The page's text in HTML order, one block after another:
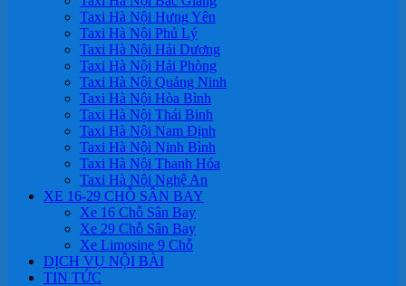
Taxi Hà Nội Hưng Yên
Taxi Hà Nội Phủ Lý
Taxi Hà Nội Hải Dương
Taxi Hà Nội Hải Phòng
Taxi Hà Nội Quảng Ninh
Taxi Hà Nội Hòa Bình
Taxi Hà Nội Thái Binh
Taxi Hà Nội Nam Định
Taxi Hà Nội Ninh Bình
Taxi Hà Nội Thanh Hóa
Taxi Hà Nội Nghệ An
XE 16-29 CHỖ SÂN BAY
Xe 16 Chỗ Sân Bay
Xe 29 Chỗ Sân Bay
Xe Limosine 9 Chỗ
DỊCH VỤ NỘI BÀI
TIN TỨC